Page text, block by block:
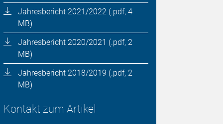
Jahresbericht 2021/2022 (.pdf, 4
MB)
Jahresbericht 2020/2021 (.pdf, 2
MB)
Jahresbericht 2018/2019 (.pdf, 2
MB)
Kontakt zum Artikel